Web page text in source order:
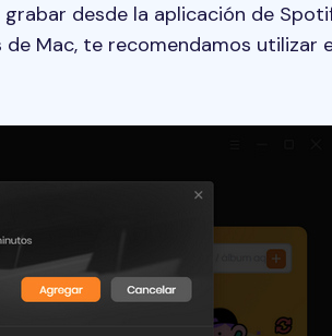
desde la aplicación de
Mac, te recomendamos utilizar